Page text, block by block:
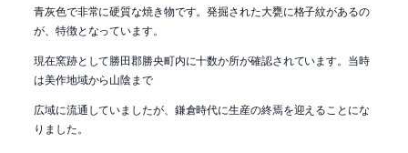
青灰色で非常に硬質な焼き物です。発掘された大甕に格子紋があるの
が、特徴となっています。
現在窯跡として勝田郡勝央町内に十数か所が確認されています。当時
は美作地域から山陰まで
広域に流通していましたが、鎌倉時代に生産の終焉を迎えることにな
りました。